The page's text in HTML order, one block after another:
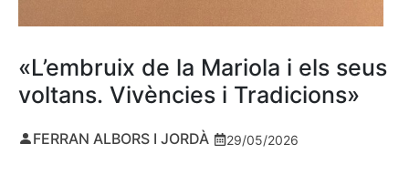
«L’embruix de la Mariola i els seus
voltans. Vivències i Tradicions»
FERRAN ALBORS I JORDÀ 29/05/2026